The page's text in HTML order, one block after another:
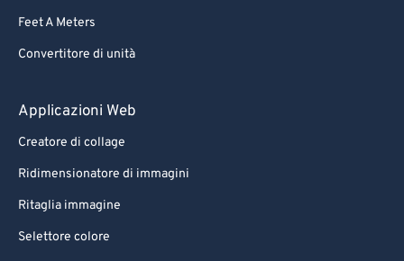
Feet A Meters
Convertitore di unità
Applicazioni Web
Creatore di collage
Ridimensionatore di immagini
Ritaglia immagine
Selettore colore